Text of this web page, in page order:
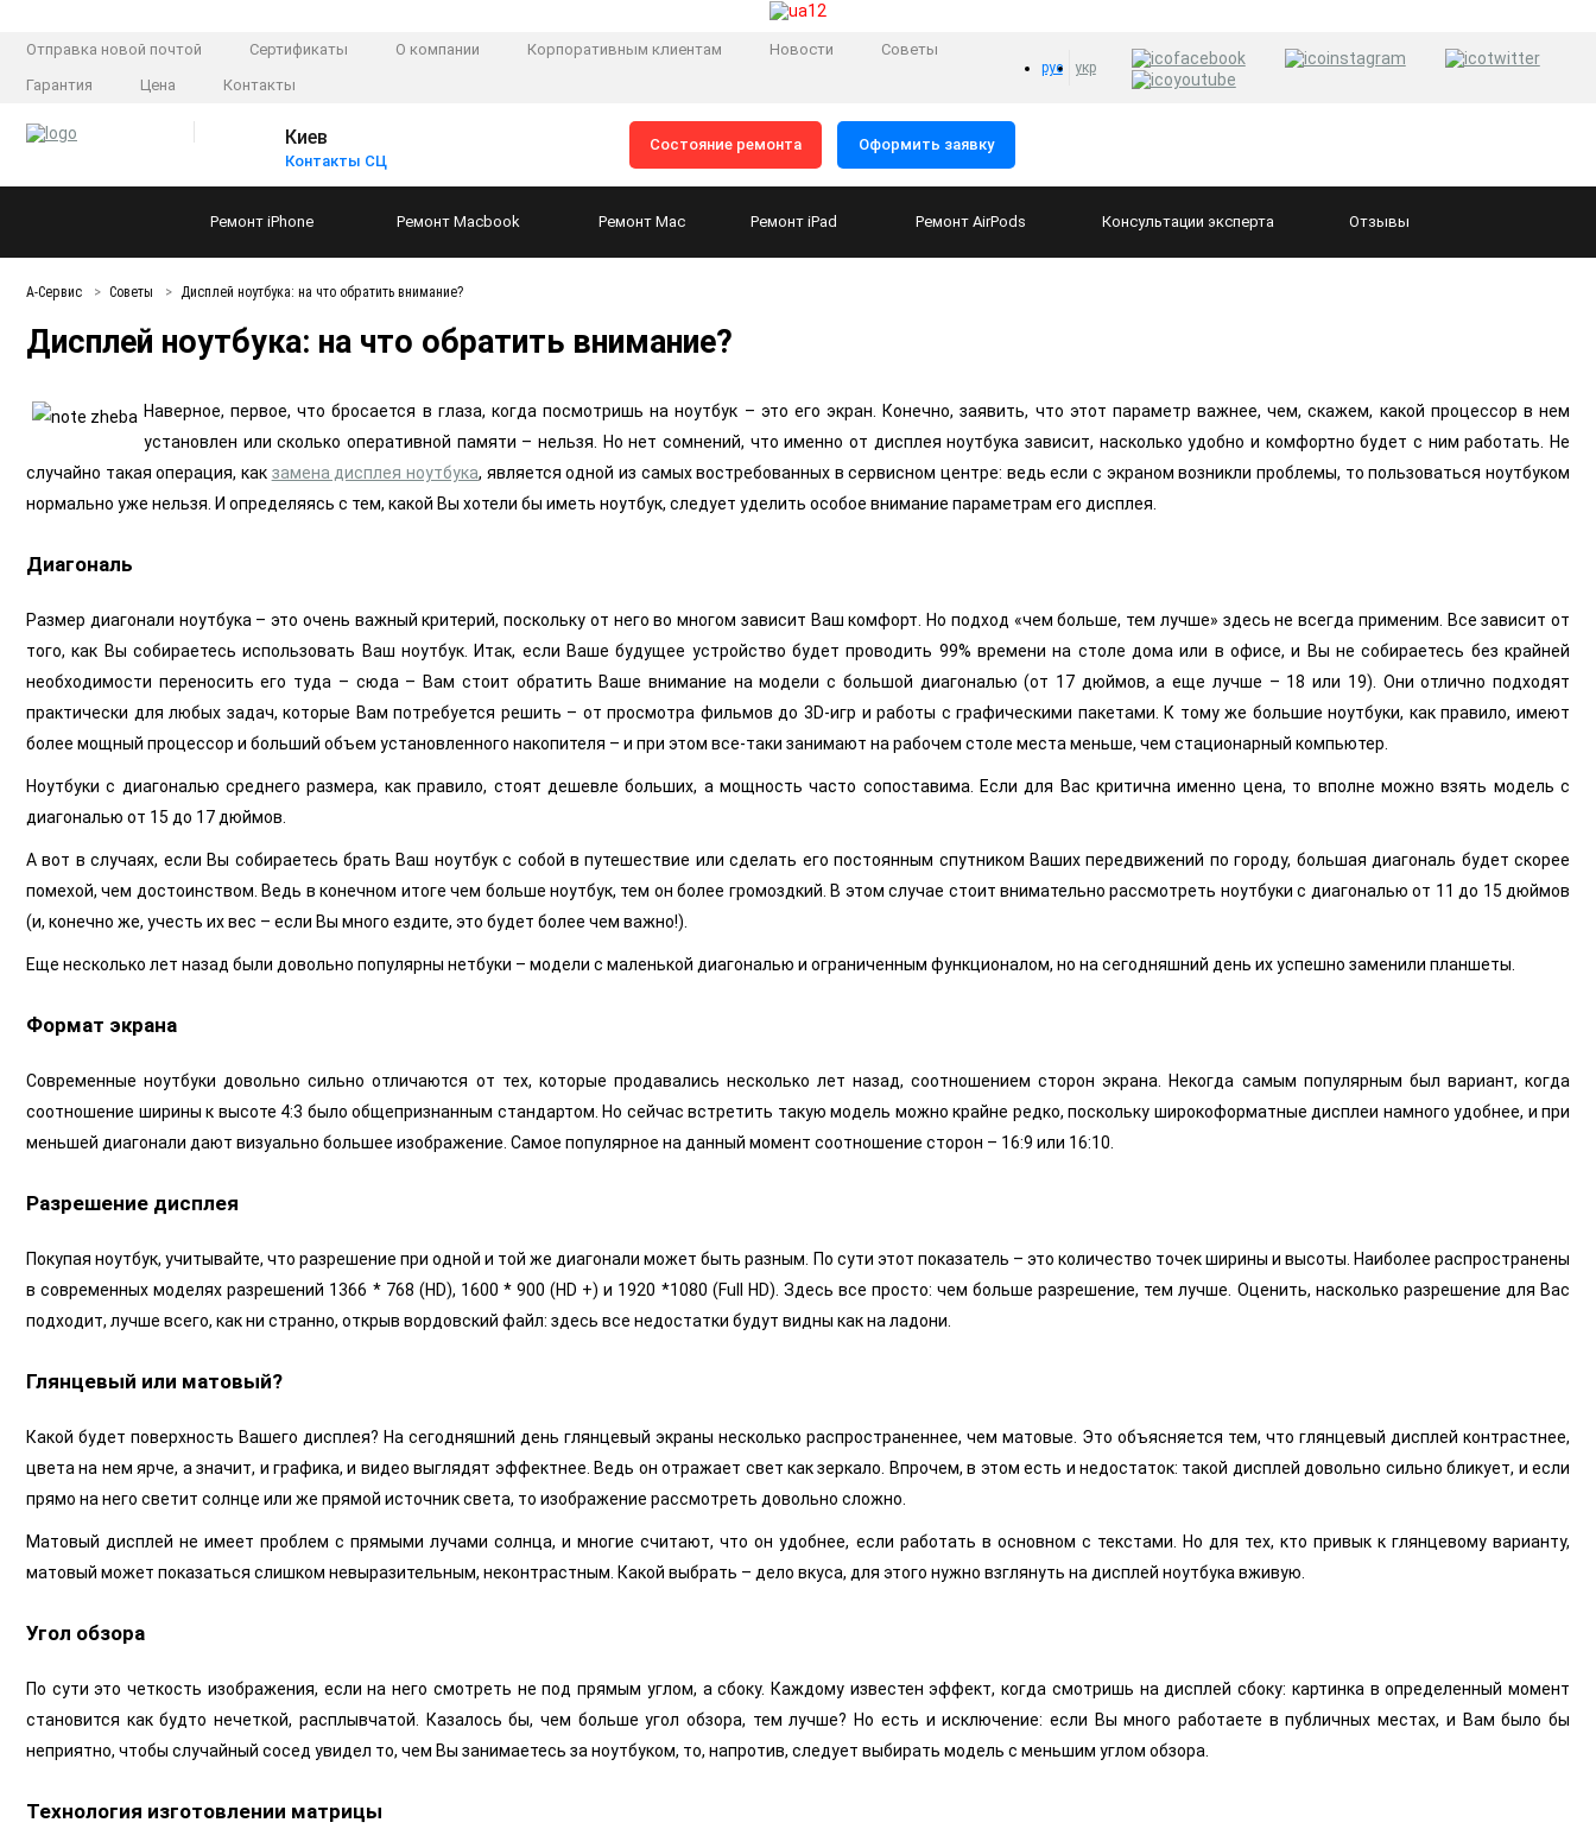
Отправка новой почтой Сертификаты О компании Корпоративным клиентам Новости
Советы
Гарантия
Цена Контакты
рус укр
Киев
Контакты СЦ
Состояние ремонта Оформить заявку
Ремонт iPhone Ремонт Macbook Ремонт Mac Ремонт iPad Ремонт AirPods Консультации эксперта Отзывы
А-Сервис Советы Дисплей ноутбука: на что обратить внимание?
Дисплей ноутбука: на что обратить внимание?
Наверное, первое, что бросается в глаза, когда посмотришь на ноутбук – это его экран. Конечно, заявить, что этот параметр важнее, чем, скажем, какой процессор в нем
установлен или сколько оперативной памяти – нельзя. Но нет сомнений, что именно от дисплея ноутбука зависит, насколько удобно и комфортно будет с ним работать. Не
случайно такая операция, как замена дисплея ноутбука, является одной из самых востребованных в сервисном центре: ведь если с экраном возникли проблемы, то пользоваться ноутбуком
нормально уже нельзя. И определяясь с тем, какой Вы хотели бы иметь ноутбук, следует уделить особое внимание параметрам его дисплея.
Диагональ
Размер диагонали ноутбука – это очень важный критерий, поскольку от него во многом зависит Ваш комфорт. Но подход «чем больше, тем лучше» здесь не всегда применим. Все зависит от
того, как Вы собираетесь использовать Ваш ноутбук. Итак, если Ваше будущее устройство будет проводить 99% времени на столе дома или в офисе, и Вы не собираетесь без крайней
необходимости переносить его туда – сюда – Вам стоит обратить Ваше внимание на модели с большой диагональю (от 17 дюймов, а еще лучше – 18 или 19). Они отлично подходят
практически для любых задач, которые Вам потребуется решить – от просмотра фильмов до 3D-игр и работы с графическими пакетами. К тому же большие ноутбуки, как правило, имеют
более мощный процессор и больший объем установленного накопителя – и при этом все-таки занимают на рабочем столе места меньше, чем стационарный компьютер.
Ноутбуки с диагональю среднего размера, как правило, стоят дешевле больших, а мощность часто сопоставима. Если для Вас критична именно цена, то вполне можно взять модель с
диагональю от 15 до 17 дюймов.
А вот в случаях, если Вы собираетесь брать Ваш ноутбук с собой в путешествие или сделать его постоянным спутником Ваших передвижений по городу, большая диагональ будет скорее
помехой, чем достоинством. Ведь в конечном итоге чем больше ноутбук, тем он более громоздкий. В этом случае стоит внимательно рассмотреть ноутбуки с диагональю от 11 до 15 дюймов
(и, конечно же, учесть их вес – если Вы много ездите, это будет более чем важно!).
Еще несколько лет назад были довольно популярны нетбуки – модели с маленькой диагональю и ограниченным функционалом, но на сегодняшний день их успешно заменили планшеты.
Формат экрана
Современные ноутбуки довольно сильно отличаются от тех, которые продавались несколько лет назад, соотношением сторон экрана. Некогда самым популярным был вариант, когда
соотношение ширины к высоте 4:3 было общепризнанным стандартом. Но сейчас встретить такую модель можно крайне редко, поскольку широкоформатные дисплеи намного удобнее, и при
меньшей диагонали дают визуально большее изображение. Самое популярное на данный момент соотношение сторон – 16:9 или 16:10.
Разрешение дисплея
Покупая ноутбук, учитывайте, что разрешение при одной и той же диагонали может быть разным. По сути этот показатель – это количество точек ширины и высоты. Наиболее распространены
в современных моделях разрешений 1366 * 768 (HD), 1600 * 900 (HD +) и 1920 *1080 (Full HD). Здесь все просто: чем больше разрешение, тем лучше. Оценить, насколько разрешение для Вас
подходит, лучше всего, как ни странно, открыв вордовский файл: здесь все недостатки будут видны как на ладони.
Глянцевый или матовый?
Какой будет поверхность Вашего дисплея? На сегодняшний день глянцевый экраны несколько распространеннее, чем матовые. Это объясняется тем, что глянцевый дисплей контрастнее,
цвета на нем ярче, а значит, и графика, и видео выглядят эффектнее. Ведь он отражает свет как зеркало. Впрочем, в этом есть и недостаток: такой дисплей довольно сильно бликует, и если
прямо на него светит солнце или же прямой источник света, то изображение рассмотреть довольно сложно.
Матовый дисплей не имеет проблем с прямыми лучами солнца, и многие считают, что он удобнее, если работать в основном с текстами. Но для тех, кто привык к глянцевому варианту,
матовый может показаться слишком невыразительным, неконтрастным. Какой выбрать – дело вкуса, для этого нужно взглянуть на дисплей ноутбука вживую.
Угол обзора
По сути это четкость изображения, если на него смотреть не под прямым углом, а сбоку. Каждому известен эффект, когда смотришь на дисплей сбоку: картинка в определенный момент
становится как будто нечеткой, расплывчатой. Казалось бы, чем больше угол обзора, тем лучше? Но есть и исключение: если Вы много работаете в публичных местах, и Вам было бы
неприятно, чтобы случайный сосед увидел то, чем Вы занимаетесь за ноутбуком, то, напротив, следует выбирать модель с меньшим углом обзора.
Технология изготовлении матрицы